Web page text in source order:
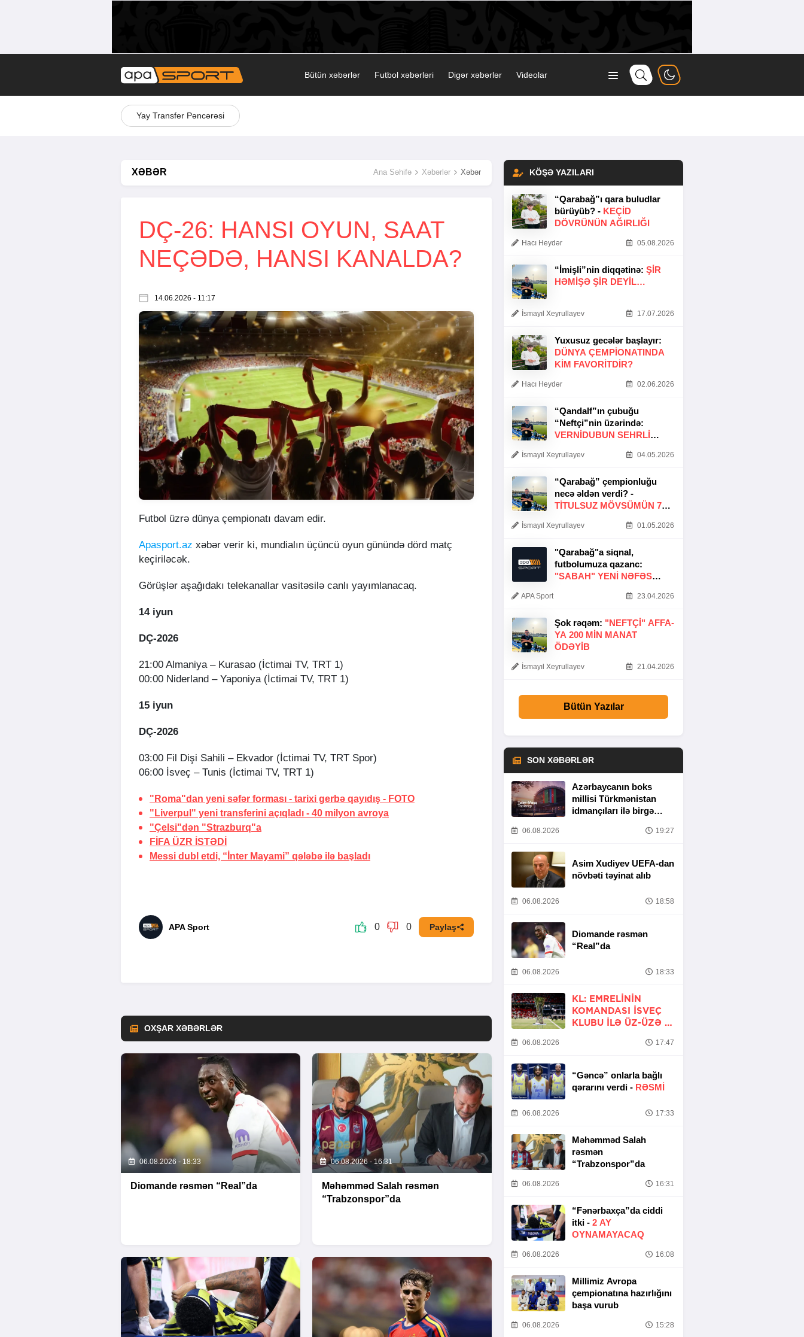
Bütün xəbərlər Futbol xəbərləri Digər xəbərlər Videolar
Yay Transfer Pəncərəsi
XƏBƏR Ana Səhifə Xəbərlər Xəbər
DÇ-26: HANSI OYUN, SAAT
NEÇƏDƏ, HANSI KANALDA?
14.06.2026 - 11:17
Futbol üzrə dünya çempionatı davam edir.
Apasport.az xəbər verir ki, mundialın üçüncü oyun günündə dörd matç
keçiriləcək.
Görüşlər aşağıdakı telekanallar vasitəsilə canlı yayımlanacaq.
14 iyun
DÇ-2026
21:00 Almaniya – Kurasao (İctimai TV, TRT 1)
00:00 Niderland – Yaponiya (İctimai TV, TRT 1)
15 iyun
DÇ-2026
03:00 Fil Dişi Sahili – Ekvador (İctimai TV, TRT Spor)
06:00 İsveç – Tunis (İctimai TV, TRT 1)
"Roma"dan yeni səfər forması - tarixi gerbə qayıdış - FOTO
"Liverpul" yeni transferini açıqladı - 40 milyon avroya
"Çelsi"dən "Strazburq"a
FİFA ÜZR İSTƏDİ
Messi dubl etdi, “İnter Mayami” qələbə ilə başladı
APA Sport 0 0 Paylaş
OXŞAR XƏBƏRLƏR
06.08.2026 - 18:33
Diomande rəsmən “Real”da
06.08.2026 - 16:31
Məhəmməd Salah rəsmən
“Trabzonspor”da
KÖŞƏ YAZILARI
“Qarabağ”ı qara buludlar
bürüyüb? - KEÇID
DÖVRÜNÜN AĞIRLIĞI
Hacı Heydər 05.08.2026
“İmişli”nin diqqətinə: ŞIR
HƏMIŞƏ ŞIR DEYIL…
İsmayıl Xeyrullayev 17.07.2026
Yuxusuz gecələr başlayır:
DÜNYA ÇEMPIONATINDA
KIM FAVORITDIR?
Hacı Heydər 02.06.2026
“Qandalf”ın çubuğu
“Neftçi”nin üzərində:
VERNİDUBUN SEHRLİ
İsmayıl Xeyrullayev 04.05.2026
“Qarabağ” çempionluğu
necə əldən verdi? -
TITULSUZ MÖVSÜMÜN 7
İsmayıl Xeyrullayev 01.05.2026
"Qarabağ"a siqnal,
futbolumuza qazanc:
"SABAH" YENI NƏFƏS
APA Sport 23.04.2026
Şok rəqəm: "NEFTÇI" AFFA-
YA 200 MIN MANAT
ÖDƏYIB
İsmayıl Xeyrullayev 21.04.2026
Bütün Yazılar
SON XƏBƏRLƏR
Azərbaycanın boks
millisi Türkmənistan
idmançıları ilə birgə
06.08.2026 19:27
Asim Xudiyev UEFA-dan
növbəti təyinat alıb
06.08.2026 18:58
Diomande rəsmən
“Real”da
06.08.2026 18:33
KL: EMRELININ
KOMANDASI İSVEÇ
KLUBU ILƏ ÜZ-ÜZƏ -
06.08.2026 17:47
“Gəncə” onlarla bağlı
qərarını verdi - RƏSMİ
06.08.2026 17:33
Məhəmməd Salah
rəsmən
“Trabzonspor”da
06.08.2026 16:31
“Fənərbaxça”da ciddi
itki - 2 AY
OYNAMAYACAQ
06.08.2026 16:08
Millimiz Avropa
çempionatına hazırlığını
başa vurub
06.08.2026 15:28